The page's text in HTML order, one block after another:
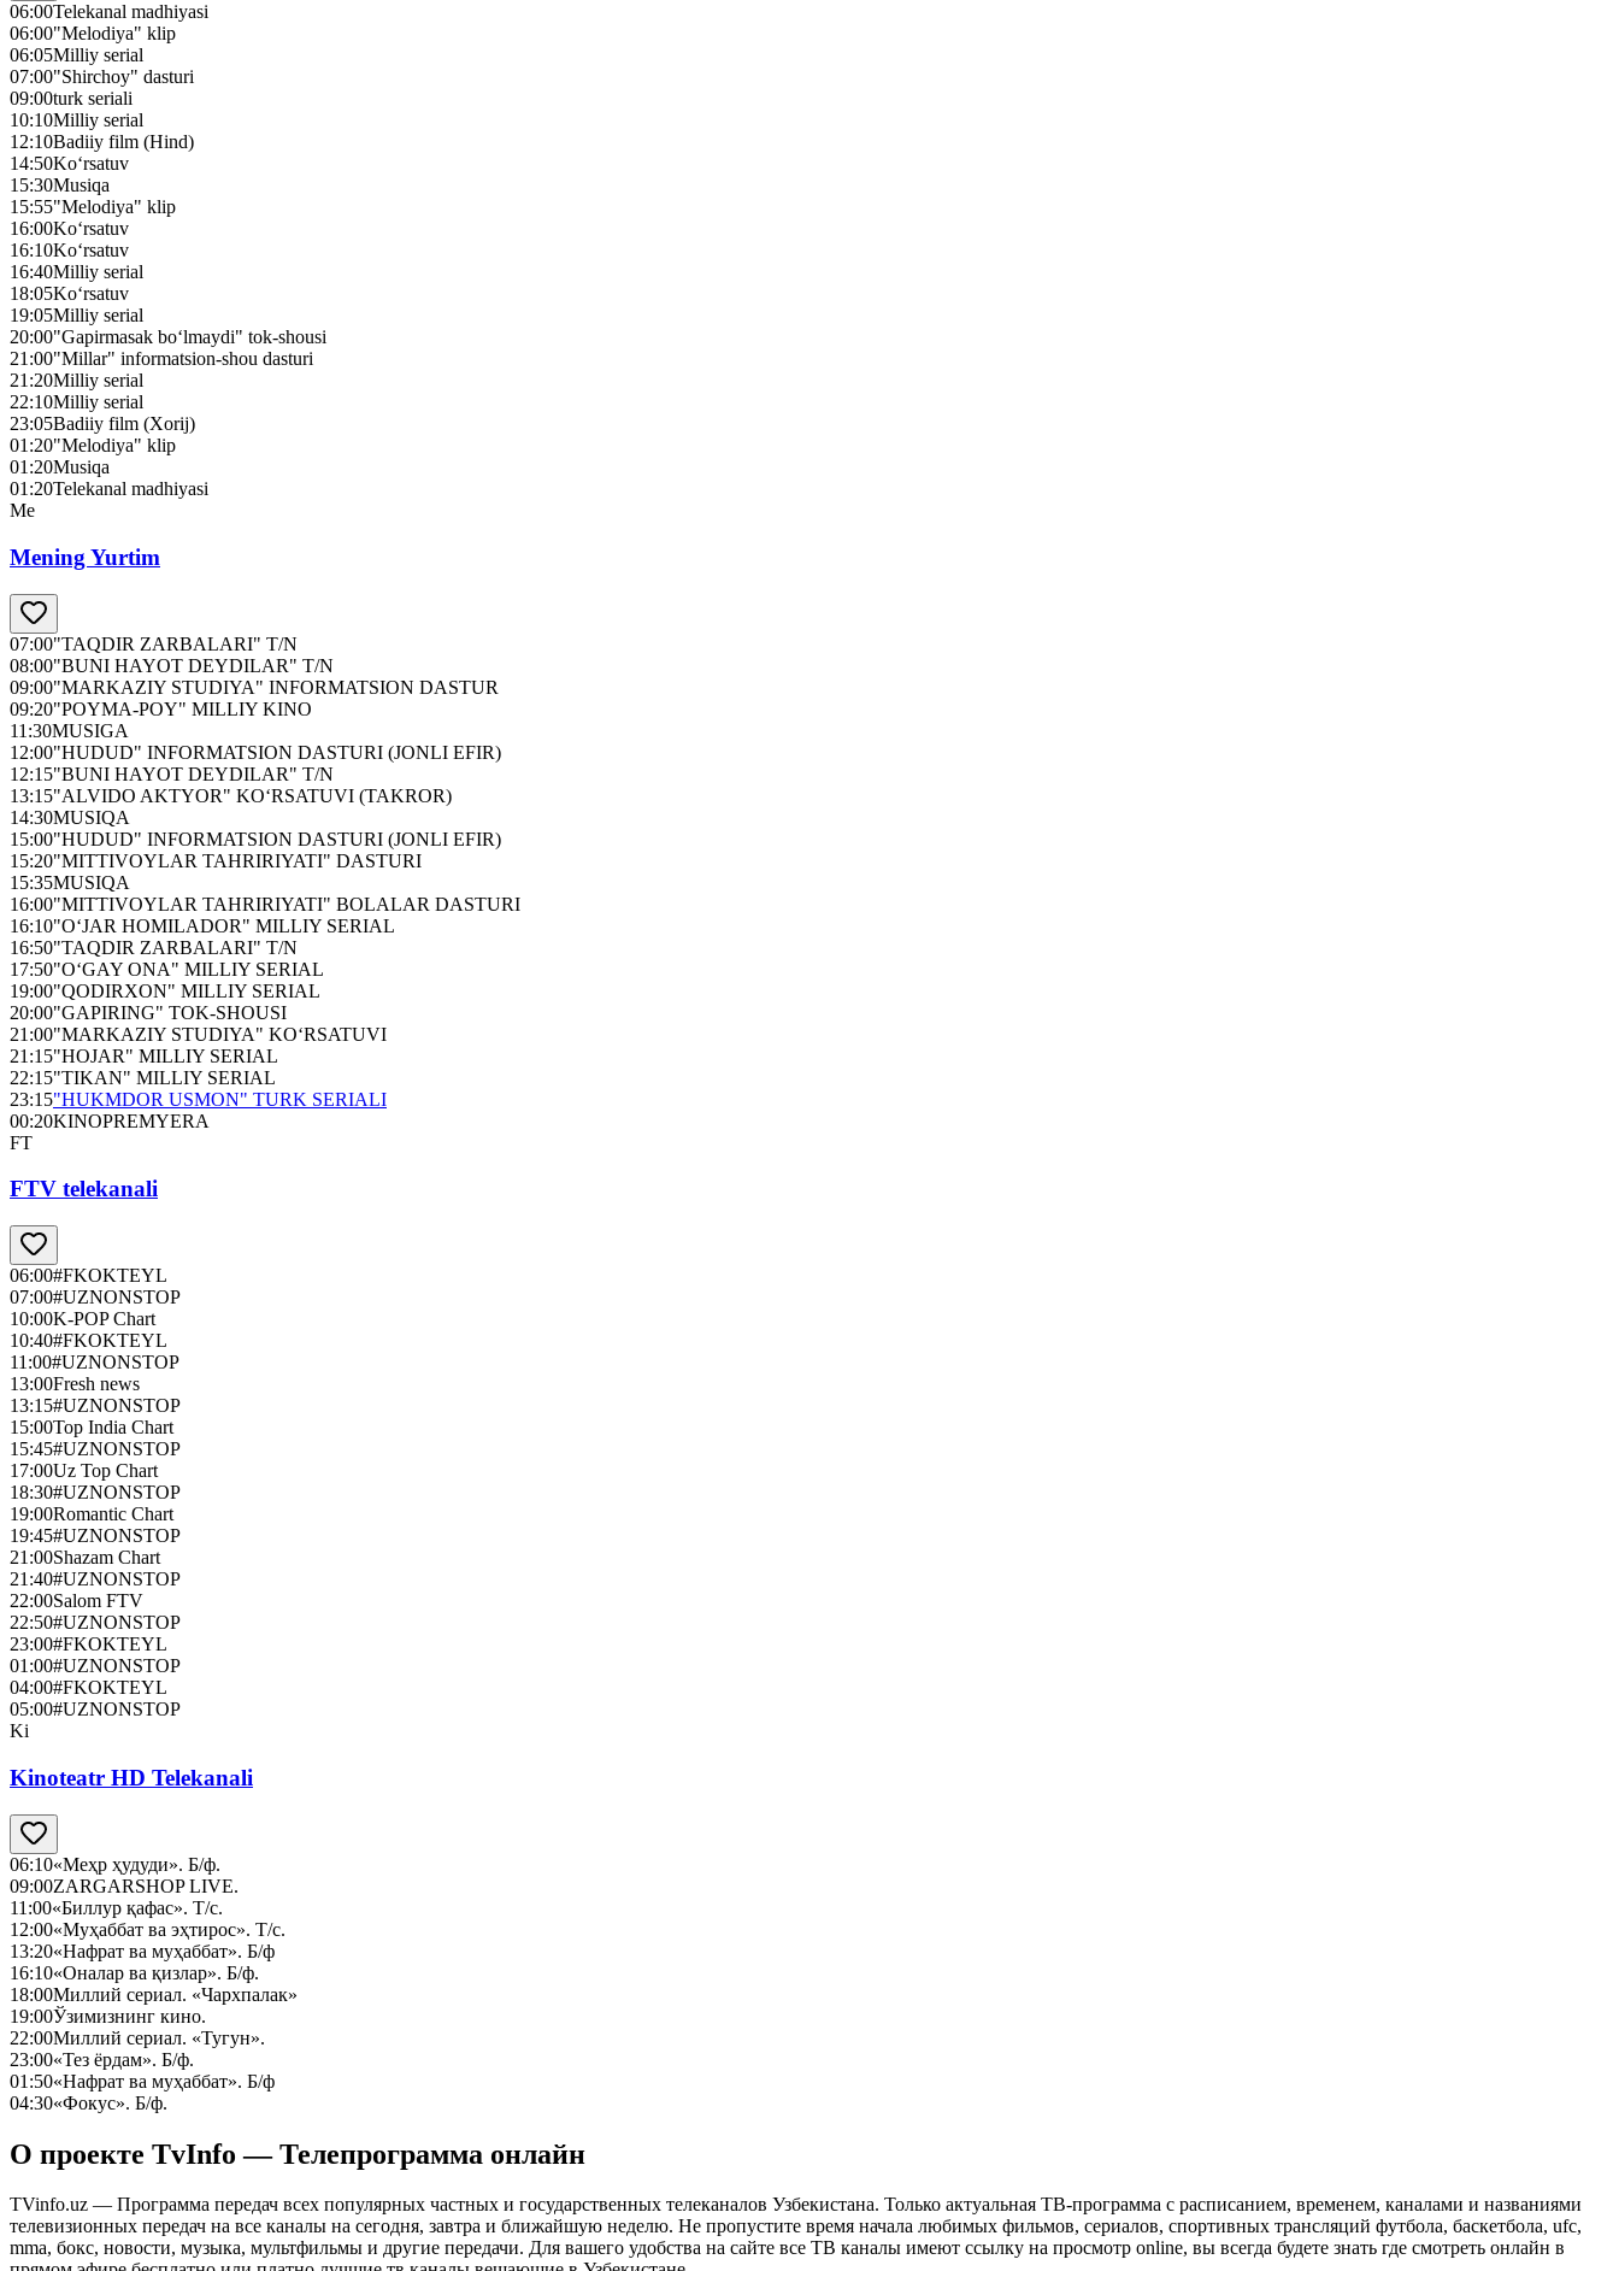
06:00Telekanal madhiyasi
06:00"Melodiya" klip
06:05Milliy serial
07:00"Shirchoy" dasturi
09:00turk seriali
10:10Milliy serial
12:10Badiiy film (Hind)
14:50Ko‘rsatuv
15:30Musiqa
15:55"Melodiya" klip
16:00Ko‘rsatuv
16:10Ko‘rsatuv
16:40Milliy serial
18:05Ko‘rsatuv
19:05Milliy serial
20:00"Gapirmasak bo‘lmaydi" tok-shousi
21:00"Millar" informatsion-shou dasturi
21:20Milliy serial
22:10Milliy serial
23:05Badiiy film (Xorij)
01:20"Melodiya" klip
01:20Musiqa
01:20Telekanal madhiyasi
Me
Mening Yurtim
07:00"TAQDIR ZARBALARI" T/N
08:00"BUNI HAYOT DEYDILAR" T/N
09:00"MARKAZIY STUDIYA" INFORMATSION DASTUR
09:20"POYMA-POY" MILLIY KINO
11:30MUSIGA
12:00"HUDUD" INFORMATSION DASTURI (JONLI EFIR)
12:15"BUNI HAYOT DEYDILAR" T/N
13:15"ALVIDO AKTYOR" KO‘RSATUVI (TAKROR)
14:30MUSIQA
15:00"HUDUD" INFORMATSION DASTURI (JONLI EFIR)
15:20"MITTIVOYLAR TAHRIRIYATI" DASTURI
15:35MUSIQA
16:00"MITTIVOYLAR TAHRIRIYATI" BOLALAR DASTURI
16:10"O‘JAR HOMILADOR" MILLIY SERIAL
16:50"TAQDIR ZARBALARI" T/N
17:50"O‘GAY ONA" MILLIY SERIAL
19:00"QODIRXON" MILLIY SERIAL
20:00"GAPIRING" TOK-SHOUSI
21:00"MARKAZIY STUDIYA" KO‘RSATUVI
21:15"HOJAR" MILLIY SERIAL
22:15"TIKAN" MILLIY SERIAL
23:15"HUKMDOR USMON" TURK SERIALI
00:20KINOPREMYERA
FT
FTV telekanali
06:00#FKOKTEYL
07:00#UZNONSTOP
10:00K-POP Chart
10:40#FKOKTEYL
11:00#UZNONSTOP
13:00Fresh news
13:15#UZNONSTOP
15:00Top India Chart
15:45#UZNONSTOP
17:00Uz Top Chart
18:30#UZNONSTOP
19:00Romantic Chart
19:45#UZNONSTOP
21:00Shazam Chart
21:40#UZNONSTOP
22:00Salom FTV
22:50#UZNONSTOP
23:00#FKOKTEYL
01:00#UZNONSTOP
04:00#FKOKTEYL
05:00#UZNONSTOP
Ki
Kinoteatr HD Telekanali
06:10«Меҳр ҳудуди». Б/ф.
09:00ZARGARSHOP LIVE.
11:00«Биллур қафас». Т/с.
12:00«Муҳаббат ва эҳтирос». Т/с.
13:20«Нафрат ва муҳаббат». Б/ф
16:10«Оналар ва қизлар». Б/ф.
18:00Миллий сериал. «Чархпалак»
19:00Ўзимизнинг кино.
22:00Миллий сериал. «Тугун».
23:00«Тез ёрдам». Б/ф.
01:50«Нафрат ва муҳаббат». Б/ф
04:30«Фокус». Б/ф.
О проекте TvInfo — Телепрограмма онлайн
TVinfo.uz — Программа передач всех популярных частных и государственных телеканалов Узбекистана. Только актуальная ТВ-программа с расписанием, временем, каналами и названиями
телевизионных передач на все каналы на сегодня, завтра и ближайшую неделю. Не пропустите время начала любимых фильмов, сериалов, спортивных трансляций футбола, баскетбола, ufc,
mma, бокс, новости, музыка, мультфильмы и другие передачи. Для вашего удобства на сайте все ТВ каналы имеют ссылку на просмотр online, вы всегда будете знать где смотреть онлайн в